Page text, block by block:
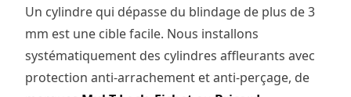
Un cylindre qui dépasse du blindage de plus de 3
mm est une cible facile. Nous installons
systématiquement des cylindres affleurants avec
protection anti-arrachement et anti-perçage, de